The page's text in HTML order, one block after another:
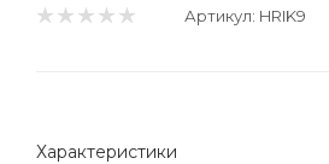
Артикул: HRIK9
Характеристики